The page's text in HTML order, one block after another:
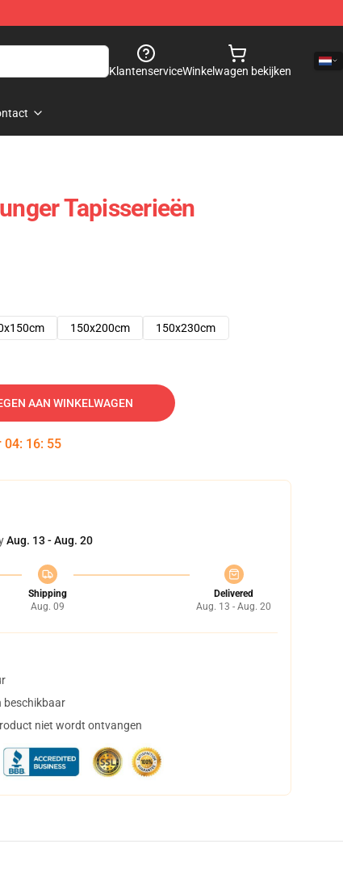
KlantenserviceWinkelwagen bekijken
Tapisserieën
150x200cm 150x230cm
AAN WINKELWAGEN
04: 16: 54
Aug. 13 - Aug. 20
Shipping
Aug. 09
Delivered
Aug. 13 - Aug. 20
beschikbaar
niet wordt ontvangen